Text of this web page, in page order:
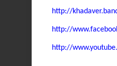
http://
http://
http://